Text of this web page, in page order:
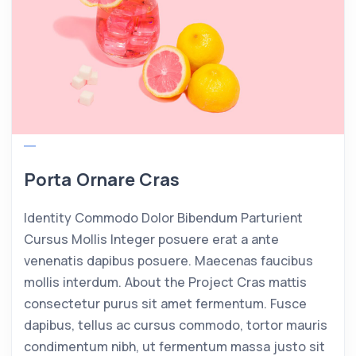
Porta Ornare Cras
Identity Commodo Dolor Bibendum Parturient
Cursus Mollis Integer posuere erat a ante
venenatis dapibus posuere. Maecenas faucibus
mollis interdum. About the Project Cras mattis
consectetur purus sit amet fermentum. Fusce
dapibus, tellus ac cursus commodo, tortor mauris
condimentum nibh, ut fermentum massa justo sit